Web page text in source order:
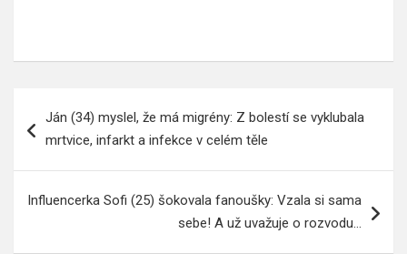
proJán (34) myslel, že má migrény: Z bolestí se vyklubala
mrtvice, infarkt a infekce v celém těle
Influencerka Sofi (25) šokovala fanoušky: Vzala si sama
sebe! A už uvažuje o rozvodu…